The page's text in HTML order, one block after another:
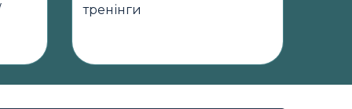
тренінги